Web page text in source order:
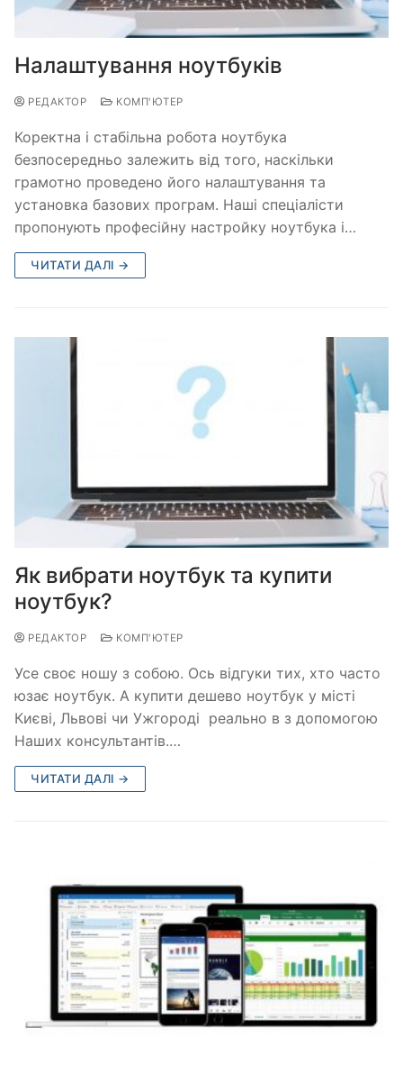
Налаштування ноутбуків
РЕДАКТОР КОМП'ЮТЕР
Коректна і стабільна робота ноутбука
безпосередньо залежить від того, наскільки
грамотно проведено його налаштування та
установка базових програм. Наші спеціалісти
пропонують професійну настройку ноутбука і…
ЧИТАТИ ДАЛІ →
Як вибрати ноутбук та купити
ноутбук?
РЕДАКТОР КОМП'ЮТЕР
Усе своє ношу з собою. Ось відгуки тих, хто часто
юзає ноутбук. А купити дешево ноутбук у місті
Києві, Львові чи Ужгороді реально в з допомогою
Наших консультантів.…
ЧИТАТИ ДАЛІ →